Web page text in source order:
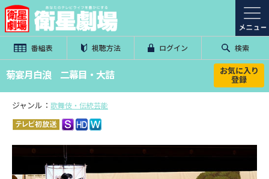
番組表 視聴方法 ログイン 検索
菊宴月白浪 二幕目・大詰 お気に入り
登録
ジャンル： 歌舞伎・伝統芸能